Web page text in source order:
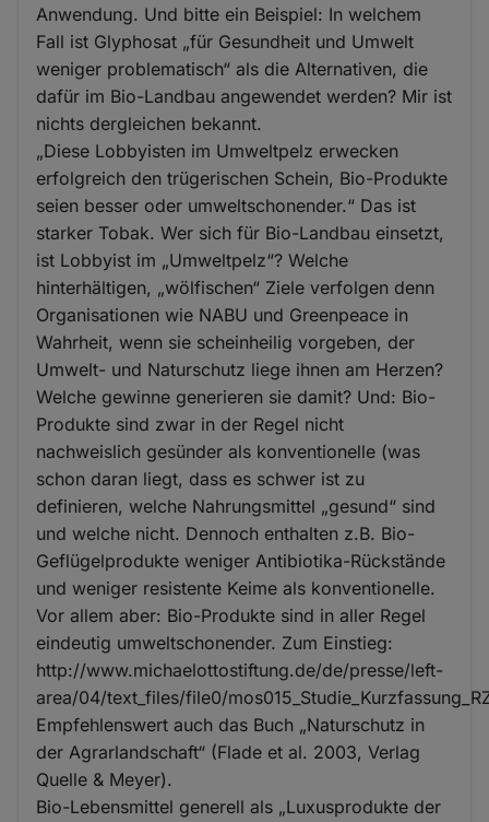
Anwendung. Und bitte ein Beispiel: In welchem
Fall ist Glyphosat „für Gesundheit und Umwelt
weniger problematisch“ als die Alternativen, die
dafür im Bio-Landbau angewendet werden? Mir ist
nichts dergleichen bekannt.
„Diese Lobbyisten im Umweltpelz erwecken
erfolgreich den trügerischen Schein, Bio-Produkte
seien besser oder umweltschonender.“ Das ist
starker Tobak. Wer sich für Bio-Landbau einsetzt,
ist Lobbyist im „Umweltpelz“? Welche
hinterhältigen, „wölfischen“ Ziele verfolgen denn
Organisationen wie NABU und Greenpeace in
Wahrheit, wenn sie scheinheilig vorgeben, der
Umwelt- und Naturschutz liege ihnen am Herzen?
Welche gewinne generieren sie damit? Und: Bio-
Produkte sind zwar in der Regel nicht
nachweislich gesünder als konventionelle (was
schon daran liegt, dass es schwer ist zu
definieren, welche Nahrungsmittel „gesund“ sind
und welche nicht. Dennoch enthalten z.B. Bio-
Geflügelprodukte weniger Antibiotika-Rückstände
und weniger resistente Keime als konventionelle.
Vor allem aber: Bio-Produkte sind in aller Regel
eindeutig umweltschonender. Zum Einstieg:
http://www.michaelottostiftung.de/de/presse/left-
area/04/text_files/file0/
Empfehlenswert auch das Buch „Naturschutz in
der Agrarlandschaft“ (Flade et al. 2003, Verlag
Quelle & Meyer).
Bio-Lebensmittel generell als „Luxusprodukte der